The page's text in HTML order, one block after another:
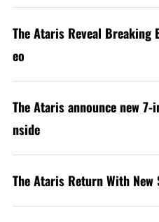
The Ataris Reveal Breaking
eo
The Ataris announce new
nside
The Ataris Return With New